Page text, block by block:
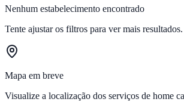
Nenhum estabelecimento encontrado
Tente ajustar os filtros para ver mais resultados.
Mapa em breve
Visualize a localização dos serviços de home